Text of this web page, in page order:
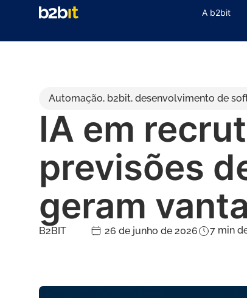
A b2bit
Automação, b2bit, desenvolvimento de
IA em
previsões
geram
B2BIT 26 de junho de 2026 7 min